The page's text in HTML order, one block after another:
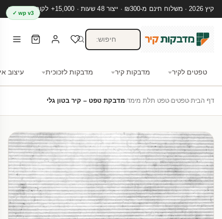
קיץ 2026 · משלוח חינם מ-₪300 · ייצור 48 שעות · 15,000+ לקוחות מרוצים
טפטים לקיר מדבקות קיר מדבקות לזכוכית עיצוב
wp v3 ✓
דף הבית›טפטים›טפט תלת מימד›מדבקת טפט – קיר בטון גלי